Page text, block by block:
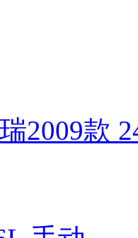
2009款